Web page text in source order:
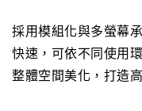
採用模組化與多螢幕
快速，可依不同使用
整體空間美化，打造